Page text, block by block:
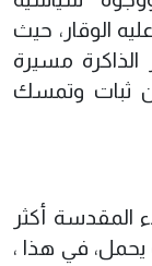
الوقار، حيث
الذاكرة مسيرة
ثبات وتمسك
المقدسة أكثر
في هذا ،